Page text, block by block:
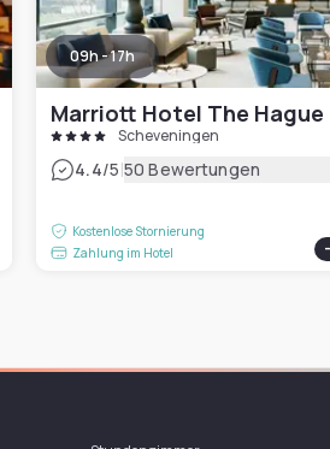
09h - 17h
Marriott Hotel The Hague
Scheveningen
4.4/5|50 Bewertungen
Kostenlose Stornierung
Zahlung im Hotel
-